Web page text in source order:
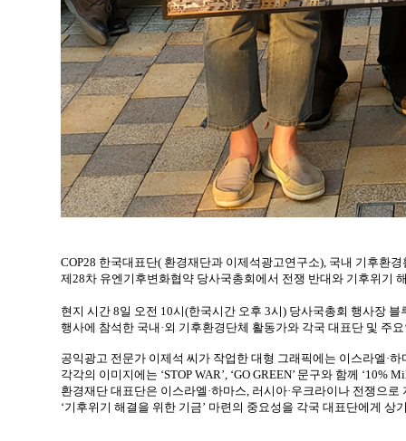
COP28 한국대표단( 환경재단과 이제석광고연구소), 국내 기후환
제28차 유엔기후변화협약 당사국총회에서 전쟁 반대와 기후위기
현지 시간 8일 오전 10시(한국시간 오후 3시) 당사국총회 행사장
행사에 참석한 국내·외 기후환경단체 활동가와 각국 대표단 및 주
공익광고 전문가 이제석 씨가 작업한 대형 그래픽에는 이스라엘·
각각의 이미지에는 ‘STOP WAR’, ‘GO GREEN’ 문구와 함께
환경재단 대표단은 이스라엘·하마스, 러시아·우크라이나 전쟁으
‘기후위기 해결을 위한 기금’ 마련의 중요성을 각국 대표단에게 상